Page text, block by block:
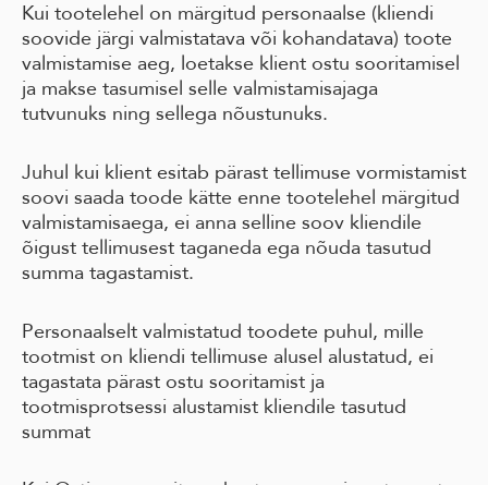
Kui tootelehel on märgitud personaalse (kliendi
soovide järgi valmistatava või kohandatava) toote
valmistamise aeg, loetakse klient ostu sooritamisel
ja makse tasumisel selle valmistamisajaga
tutvunuks ning sellega nõustunuks.
Juhul kui klient esitab pärast tellimuse vormistamist
soovi saada toode kätte enne tootelehel märgitud
valmistamisaega, ei anna selline soov kliendile
õigust tellimusest taganeda ega nõuda tasutud
summa tagastamist.
Personaalselt valmistatud toodete puhul, mille
tootmist on kliendi tellimuse alusel alustatud, ei
tagastata pärast ostu sooritamist ja
tootmisprotsessi alustamist kliendile tasutud
summat